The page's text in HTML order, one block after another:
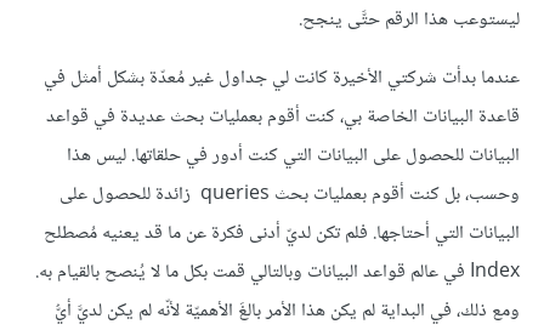
ليستوعب هذا الرقم حتَّى ينجح.
عندما بدأت شركتي الأخيرة كانت لي جداول غير مُعدّة بشكل أمثل في
قاعدة البيانات الخاصة بي، كنت أقوم بعمليات بحث عديدة في قواعد
البيانات للحصول على البيانات التي كنت أدور في حلقاتها. ليس هذا
وحسب، بل كنت أقوم بعمليات بحث queries زائدة للحصول على
البيانات التي أحتاجها. فلم تكن لديّ أدنى فكرة عن ما قد يعنيه مُصطلح
Index في عالم قواعد البيانات وبالتالي قمت بكل ما لا يُنصح بالقيام به.
ومع ذلك، في البداية لم يكن هذا الأمر بالغَ الأهميّة لأنّه لم يكن لديَّ أيُّ